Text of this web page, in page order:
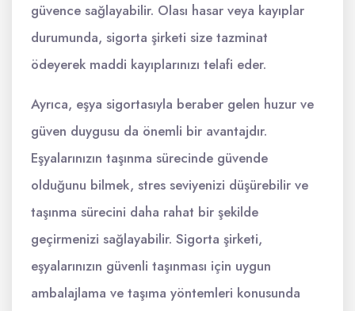
güvence sağlayabilir. Olası hasar veya kayıplar
durumunda, sigorta şirketi size tazminat
ödeyerek maddi kayıplarınızı telafi eder.
Ayrıca, eşya sigortasıyla beraber gelen huzur ve
güven duygusu da önemli bir avantajdır.
Eşyalarınızın taşınma sürecinde güvende
olduğunu bilmek, stres seviyenizi düşürebilir ve
taşınma sürecini daha rahat bir şekilde
geçirmenizi sağlayabilir. Sigorta şirketi,
eşyalarınızın güvenli taşınması için uygun
ambalajlama ve taşıma yöntemleri konusunda